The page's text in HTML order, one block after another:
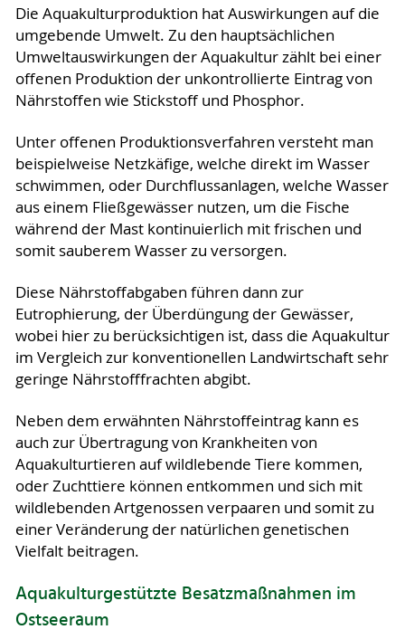
Die Aquakulturproduktion hat Auswirkungen auf die
umgebende Umwelt. Zu den hauptsächlichen
Umweltauswirkungen der Aquakultur zählt bei einer
offenen Produktion der unkontrollierte Eintrag von
Nährstoffen wie Stickstoff und Phosphor.
Unter offenen Produktionsverfahren versteht man
beispielweise Netzkäfige, welche direkt im Wasser
schwimmen, oder Durchflussanlagen, welche Wasser
aus einem Fließgewässer nutzen, um die Fische
während der Mast kontinuierlich mit frischen und
somit sauberem Wasser zu versorgen.
Diese Nährstoffabgaben führen dann zur
Eutrophierung, der Überdüngung der Gewässer,
wobei hier zu berücksichtigen ist, dass die Aquakultur
im Vergleich zur konventionellen Landwirtschaft sehr
geringe Nährstofffrachten abgibt.
Neben dem erwähnten Nährstoffeintrag kann es
auch zur Übertragung von Krankheiten von
Aquakulturtieren auf wildlebende Tiere kommen,
oder Zuchttiere können entkommen und sich mit
wildlebenden Artgenossen verpaaren und somit zu
einer Veränderung der natürlichen genetischen
Vielfalt beitragen.
Aquakulturgestützte Besatzmaßnahmen im
Ostseeraum